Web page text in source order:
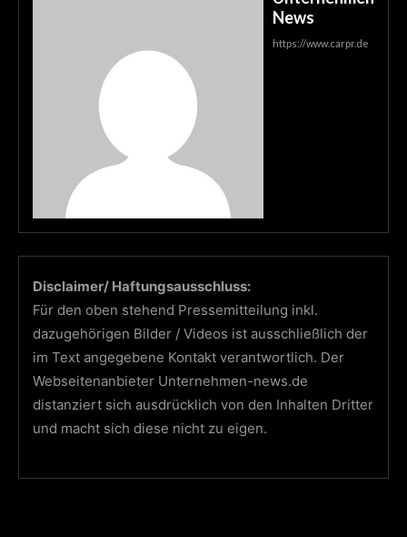
News
https://www.carpr.de
Disclaimer/ Haftungsausschluss:
Für den oben stehend Pressemitteilung inkl.
dazugehörigen Bilder / Videos ist ausschließlich der
im Text angegebene Kontakt verantwortlich. Der
Webseitenanbieter Unternehmen-news.de
distanziert sich ausdrücklich von den Inhalten Dritter
und macht sich diese nicht zu eigen.